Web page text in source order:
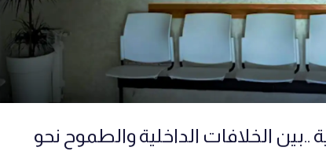
الخلافات الداخلية والطموح نحو